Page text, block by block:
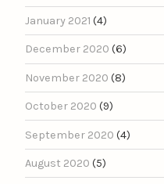
January 2021 (4)
December 2020 (6)
November 2020 (8)
October 2020 (9)
September 2020 (4)
August 2020 (5)